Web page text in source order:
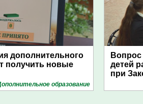
дополнительного
получить новые
образование
детей
при